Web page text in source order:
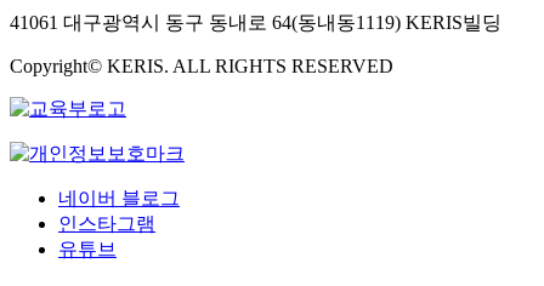
41061 대구광역시 동구 동내로 64(동내동1119) KERIS빌딩
Copyright© KERIS. ALL RIGHTS RESERVED
네이버 블로그
인스타그램
유튜브